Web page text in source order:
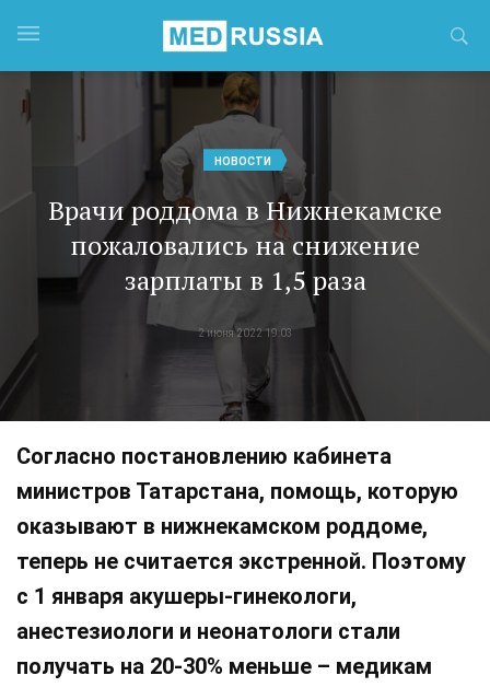
НОВОСТИ
Врачи роддома в Нижнекамске
пожаловались на снижение
зарплаты в 1,5 раза
2 июня 2022 19:03
Согласно постановлению кабинета
министров Татарстана, помощь, которую
оказывают в нижнекамском роддоме,
теперь не считается экстренной. Поэтому
с 1 января акушеры-гинекологи,
анестезиологи и неонатологи стали
получать на 20-30% меньше – медикам